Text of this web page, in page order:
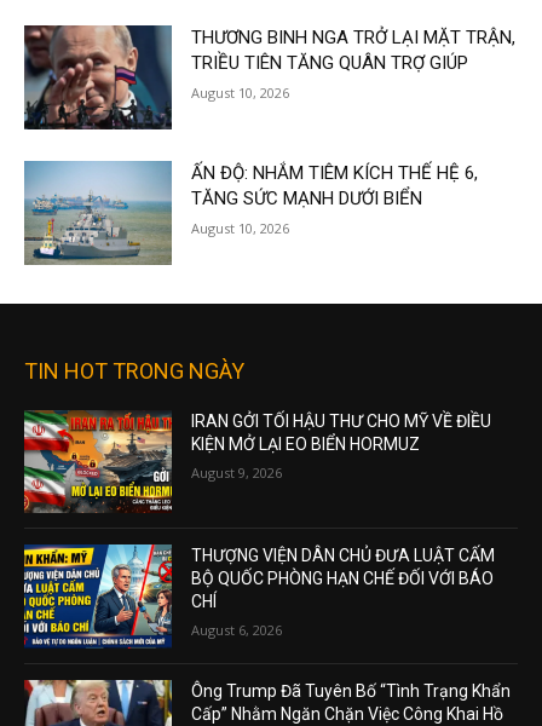
THƯƠNG BINH NGA TRỞ LẠI MẶT TRẬN,
TRIỀU TIÊN TĂNG QUÂN TRỢ GIÚP
August 10, 2026
ẤN ĐỘ: NHẮM TIÊM KÍCH THẾ HỆ 6,
TĂNG SỨC MẠNH DƯỚI BIỂN
August 10, 2026
TIN HOT TRONG NGÀY
IRAN GỞI TỐI HẬU THƯ CHO MỸ VỀ ĐIỀU
KIỆN MỞ LẠI EO BIỂN HORMUZ
August 9, 2026
THƯỢNG VIỆN DÂN CHỦ ĐƯA LUẬT CẤM
BỘ QUỐC PHÒNG HẠN CHẾ ĐỐI VỚI BÁO
CHÍ
August 6, 2026
Ông Trump Đã Tuyên Bố “Tình Trạng Khẩn
Cấp” Nhằm Ngăn Chặn Việc Công Khai Hồ